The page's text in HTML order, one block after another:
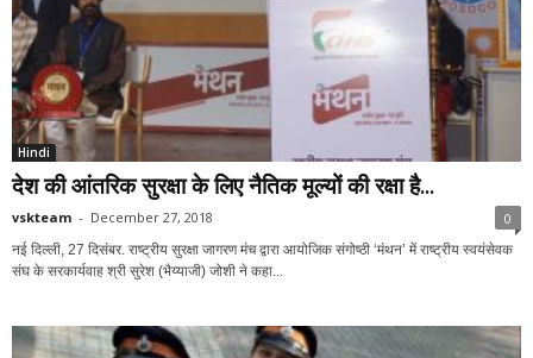
Hindi
देश की आंतरिक सुरक्षा के लिए नैतिक मूल्यों की रक्षा है...
vskteam - December 27, 2018 0
नई दिल्ली, 27 दिसंबर. राष्ट्रीय सुरक्षा जागरण मंच द्वारा आयोजिक संगोष्ठी ‘मंथन’ में राष्ट्रीय स्वयंसेवक
संघ के सरकार्यवाह श्री सुरेश (भैय्याजी) जोशी ने कहा...